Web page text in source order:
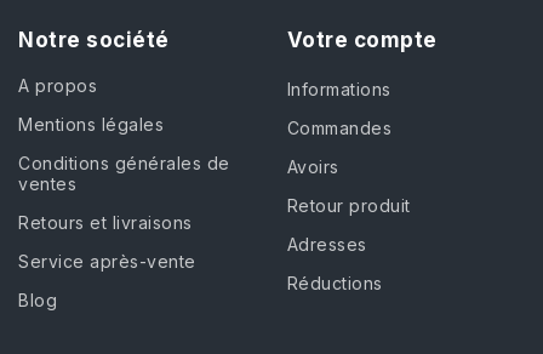
Notre société
A propos
Mentions légales
Conditions générales de
ventes
Retours et livraisons
Service après-vente
Blog
Votre compte
Informations
Commandes
Avoirs
Retour produit
Adresses
Réductions